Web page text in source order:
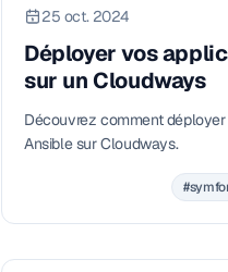
25 oct. 2024
Déployer vos
sur un Cloudways
Découvrez comment
Ansible sur Cloudways.